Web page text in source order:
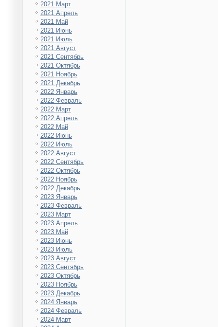
2021 Март
2021 Апрель
2021 Май
2021 Июнь
2021 Июль
2021 Август
2021 Сентябрь
2021 Октябрь
2021 Ноябрь
2021 Декабрь
2022 Январь
2022 Февраль
2022 Март
2022 Апрель
2022 Май
2022 Июнь
2022 Июль
2022 Август
2022 Сентябрь
2022 Октябрь
2022 Ноябрь
2022 Декабрь
2023 Январь
2023 Февраль
2023 Март
2023 Апрель
2023 Май
2023 Июнь
2023 Июль
2023 Август
2023 Сентябрь
2023 Октябрь
2023 Ноябрь
2023 Декабрь
2024 Январь
2024 Февраль
2024 Март